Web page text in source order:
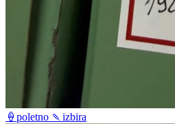
🍦poletno 🍡izbira